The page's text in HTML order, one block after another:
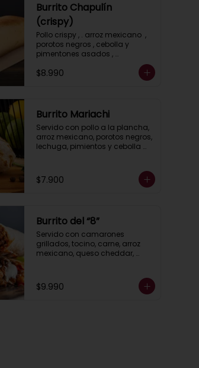
Burrito Chapulín
(crispy)
Pollo crispy , . arroz mexicano  ,
porotos negros , cebolla y
pimentones asados ,
guacamole , queso gratinado ,
lechuga y salsa, ranch (crema
$8.990
Burrito Mariachi
Servido con pollo a la plancha,
arroz mexicano, porotos negros,
lechuga, pimientos y cebolla
$7.900
Burrito del “8”
Servido con camarones
grillados, tocino, carne, arroz
mexicano, queso cheddar,
salsa ranch (crema ácida).
$9.990